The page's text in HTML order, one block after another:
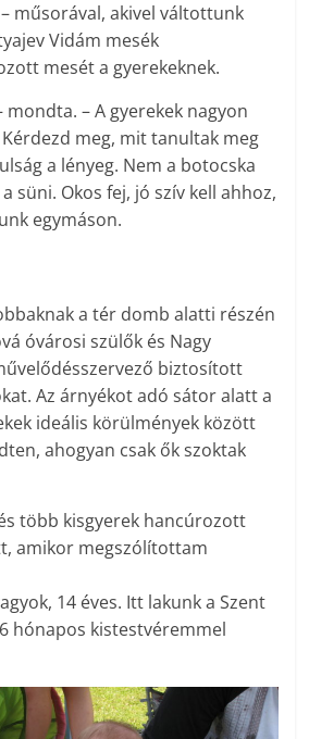
műsorával, akivel váltottunk
Vidám mesék
mesét a gyerekeknek.
mondta. – A gyerekek nagyon
meg, mit tanultak meg
a lényeg. Nem a botocska
süni. Okos fej, jó szív kell ahhoz,
egymáson.
a tér domb alatti részén
óvárosi szülők és Nagy
biztosított
Az árnyékot adó sátor alatt a
ideális körülmények között
ahogyan csak ők szoktak
több kisgyerek hancúrozott
amikor megszólítottam
14 éves. Itt lakunk a Szent
hónapos kistestvéremmel